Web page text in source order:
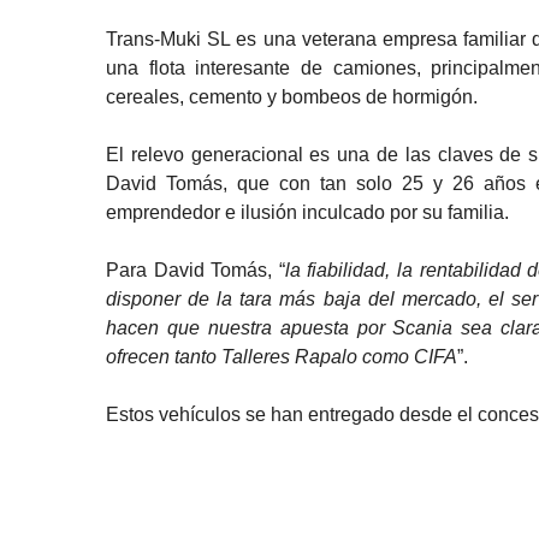
Trans-Muki SL es una veterana empresa
una flota interesante de camiones,
cereales, cemento y bombeos de hormigón.
El relevo generacional es una de las claves de
David Tomás, que con tan solo 25 y 26 años
emprendedor e ilusión inculcado por su familia.
Para David Tomás, “la fiabilidad, la rentabilidad
disponer de la tara más baja del mercado, el
hacen que nuestra apuesta por Scania sea
ofrecen tanto Talleres Rapalo como CIFA”.
Estos vehículos se han entregado desde el